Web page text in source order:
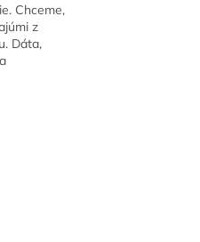
Chceme,
z
Dáta,